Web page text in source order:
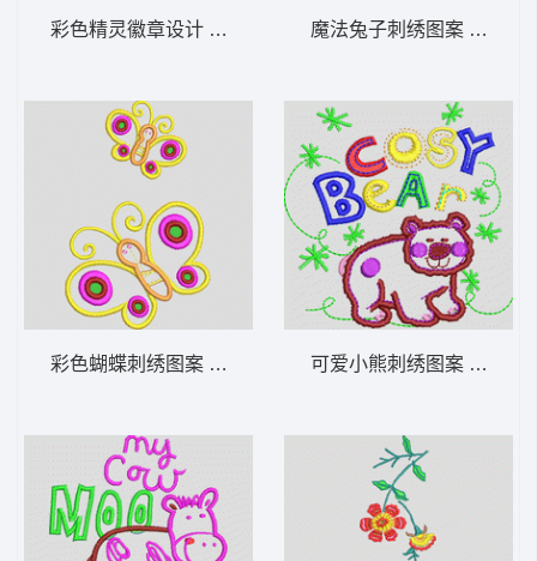
彩色精灵徽章设计 公主_卡通贴布
彩色蝴蝶刺绣图案 蝴蝶_卡通贴布
魔法兔子刺绣图案 兔_卡
可爱小熊刺绣图案 熊_卡